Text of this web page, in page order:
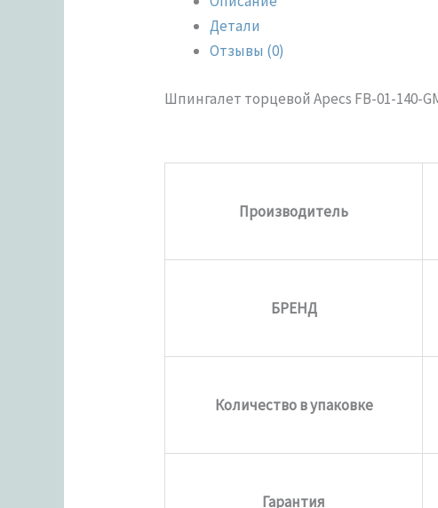
Детали
Отзывы (0)
Шпингалет торцевой Apecs FB-01-140-
Производитель
БРЕНД
Количество в упаковке
Гарантия